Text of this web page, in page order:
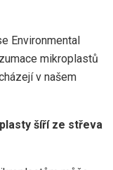
Environmental
mikroplastů
v našem
šíří ze střeva